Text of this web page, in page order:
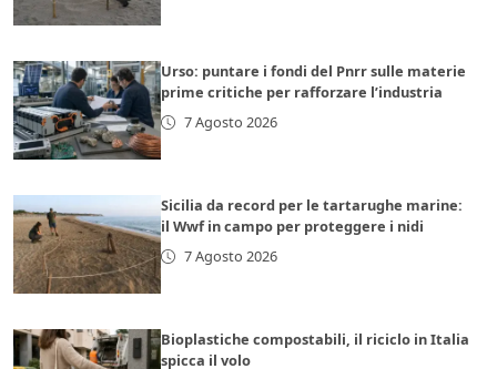
Urso: puntare i fondi del Pnrr sulle materie
prime critiche per rafforzare l’industria
7 Agosto 2026
Sicilia da record per le tartarughe marine:
il Wwf in campo per proteggere i nidi
7 Agosto 2026
Bioplastiche compostabili, il riciclo in Italia
spicca il volo